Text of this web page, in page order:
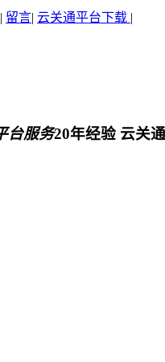
| 留言| 云关通平台下载 |
台服务20年经验 云关